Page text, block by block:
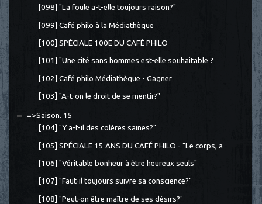
[098] "La foule a-t-elle toujours raison?"
[099] Café philo à la Médiathèque
[100] SPÉCIALE 100E DU CAFÉ PHILO
[101] "Une cité sans hommes est-elle souhaitable ?
[102] Café philo Médiathèque - Gagner
[103] "A-t-on le droit de se mentir?"
=>Saison. 15
[104] "Y a-t-il des colères saines?"
[105] SPÉCIALE 15 ANS DU CAFÉ PHILO - "Le corps, a
[106] "Véritable bonheur à être heureux seuls"
[107] "Faut-il toujours suivre sa conscience?"
[108] "Peut-on être maître de ses désirs?"